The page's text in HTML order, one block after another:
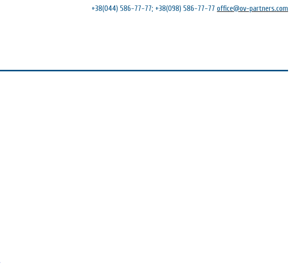
+38(044) 586-77-77; +38(098) 586-77-77 office@ov-partners.com